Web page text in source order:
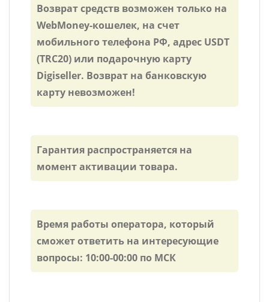
Возврат средств возможен только на
WebMoney-кошелек, на счет
мобильного телефона РФ, адрес USDT
(TRC20) или подарочную карту
Digiseller. Возврат на банковскую
карту невозможен!
Гарантия распространяется на
момент активации товара.
Время работы оператора, который
сможет ответить на интересующие
вопросы: 10:00-00:00 по МСК